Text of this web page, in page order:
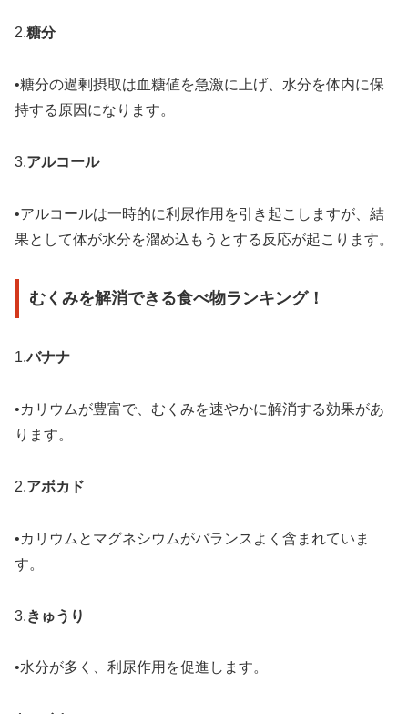
2.糖分
•糖分の過剰摂取は血糖値を急激に上げ、水分を体内に保
持する原因になります。
3.アルコール
•アルコールは一時的に利尿作用を引き起こしますが、結
果として体が水分を溜め込もうとする反応が起こります。
むくみを解消できる食べ物ランキング！
1.バナナ
•カリウムが豊富で、むくみを速やかに解消する効果があ
ります。
2.アボカド
•カリウムとマグネシウムがバランスよく含まれていま
す。
3.きゅうり
•水分が多く、利尿作用を促進します。